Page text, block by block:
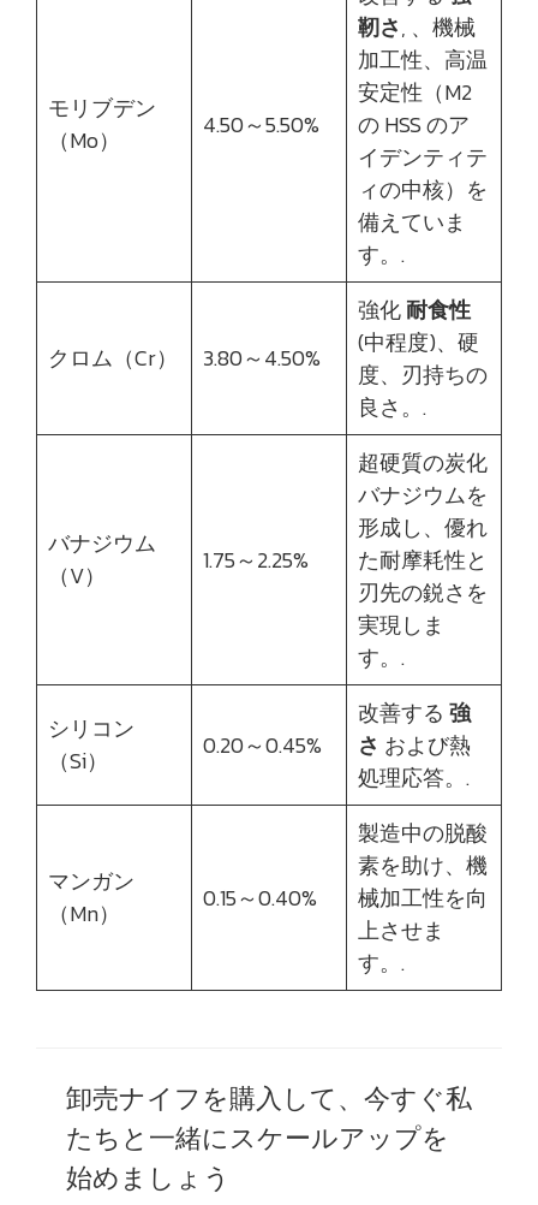
モリブデン
（Mo）
4.50～5.50%
靭さ, 、機械
加工性、高温
安定性（M2
の HSS のア
イデンティテ
ィの中核）を
備えていま
す。.
クロム（Cr） 3.80～4.50%
強化耐食性
(中程度)、硬
度、刃持ちの
良さ。.
バナジウム
（V）
1.75～2.25%
超硬質の炭化
バナジウムを
形成し、優れ
た耐摩耗性と
刃先の鋭さを
実現しま
す。.
シリコン
（Si）
0.20～0.45%
改善する 強
さ および熱
処理応答。.
マンガン
（Mn）
0.15～0.40%
製造中の脱酸
素を助け、機
械加工性を向
上させま
す。.
卸売ナイフを購入して、今すぐ私
たちと一緒にスケールアップを
始めましょう